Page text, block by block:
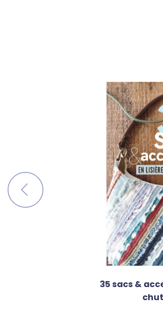
35 sacs &